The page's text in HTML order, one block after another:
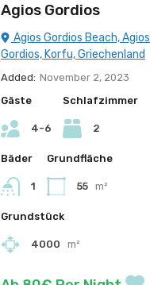
Agios Gordios
Agios Gordios Beach, Agios
Gordios, Korfu, Griechenland
Added: November 2, 2023
Gäste
4-6
Schlafzimmer
2
Bäder
1
Grundfläche
55 m²
Grundstück
4000 m²